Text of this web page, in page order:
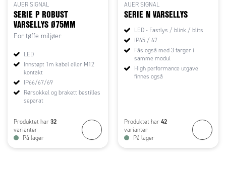
AUER SIGNAL
SERIE P ROBUST
VARSELLYS Ø75MM
For tøffe miljøer
LED
Innstøpt 1m kabel eller M12
kontakt
IP66/67/69
Rørsokkel og brakett bestilles
separat
Produktet har 32
varianter
På lager
AUER SIGNAL
SERIE N VARSELLYS
LED - Fastlys / blink / blits
IP65 / 67
Fås også med 3 farger i
samme modul
High performance utgave
finnes også
Produktet har 42
varianter
På lager